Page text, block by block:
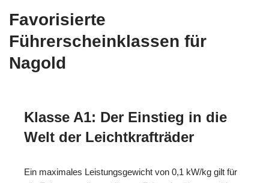
Favorisierte
Führerscheinklassen für
Nagold
Klasse A1: Der Einstieg in die
Welt der Leichtkrafträder
Ein maximales Leistungsgewicht von 0,1 kW/kg gilt für